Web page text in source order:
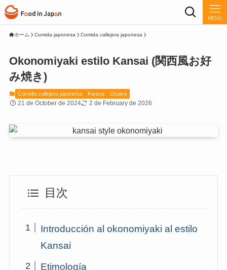
MENU
ホーム Comida japonesa Comida callejera japonesa
Okonomiyaki estilo Kansai (関西風お好
み焼き)
Comida callejera japonesa Kansai Osaka
21 de October de 2024 2 de February de 2026
目次
Introducción al okonomiyaki al estilo
Kansai
Etimología